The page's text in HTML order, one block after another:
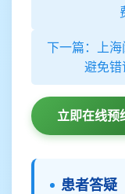
下一篇：上
避免错
立即在线预
患者答疑